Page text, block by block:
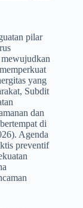
pilar
yang
Subdit
dan
di
Agenda
preventif